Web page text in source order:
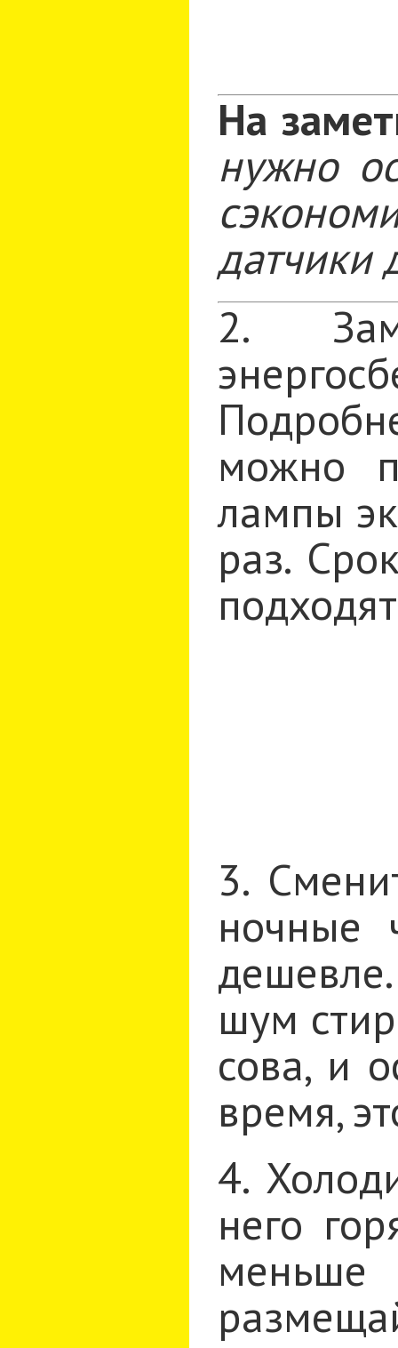
На
нужно
датчики
2.
можно
лампы
раз.
3.
ночные
шум
сова, и
время,
4.
него